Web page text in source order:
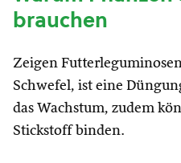
brauchen
Zeigen
Schwefel, ist eine
das Wachstum, zudem
Stickstoff binden.